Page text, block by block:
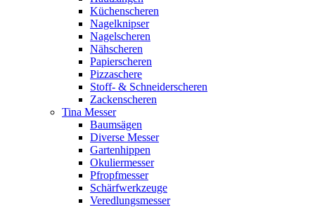
Küchenscheren
Nagelknipser
Nagelscheren
Nähscheren
Papierscheren
Pizzaschere
Stoff- & Schneiderscheren
Zackenscheren
Tina Messer
Baumsägen
Diverse Messer
Gartenhippen
Okuliermesser
Pfropfmesser
Schärfwerkzeuge
Veredlungsmesser